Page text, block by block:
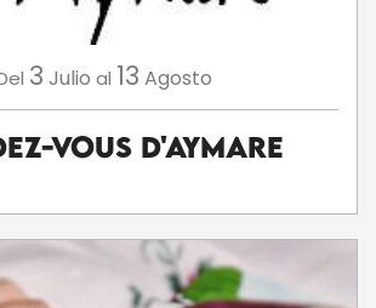
3 Julio al 13 Agosto
Vous d'Aymare